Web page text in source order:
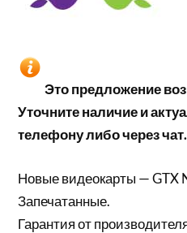
Это предложение
Уточните наличие и
телефону либо через чат.
Новые видеокарты — GTX
Запечатанные.
Гарантия от